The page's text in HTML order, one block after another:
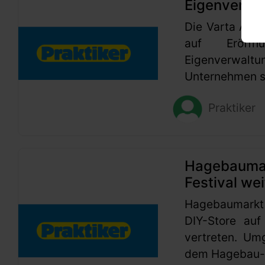
Die Varta AG
auf
Unternehmen
Praktiker
Festival
DIY-Store
vertreten.
dem